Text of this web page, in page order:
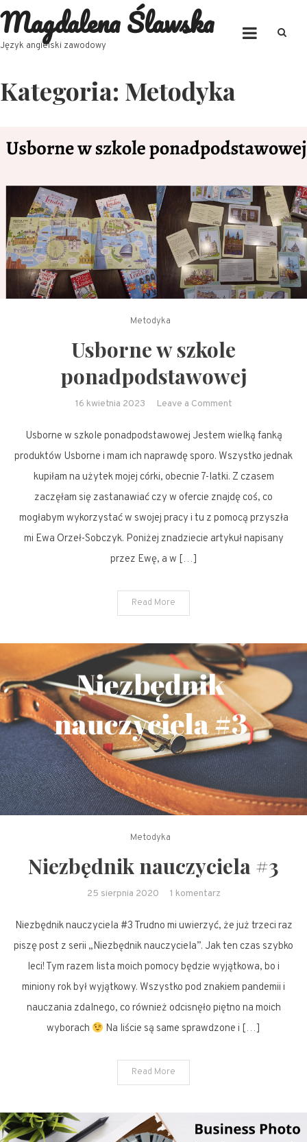
Skip
to
content
Magdalena Ślawska
Język angielski zawodowy
Kategoria: Metodyka
Metodyka
Usborne w szkole
ponadpodstawowej
16 kwietnia 2023 Leave a Commenton
w
szkole
Usborne w szkole ponadpodstawowej Jestem wielką fanką
produktów Usborne i mam ich naprawdę sporo. Wszystko jednak
kupiłam na użytek mojej córki, obecnie 7-latki. Z czasem
zaczęłam się zastanawiać czy w ofercie znajdę coś, co
mogłabym wykorzystać w swojej pracy i tu z pomocą przyszła
mi Ewa Orzeł-Sobczyk. Poniżej znadziecie artykuł napisany
przez Ewę, a w […]
Read More
Metodyka
Niezbędnik nauczyciela #3
25 sierpnia 2020 1 komentarzdo
nauczyciela
#3
Niezbędnik nauczyciela #3 Trudno mi uwierzyć, że już trzeci raz
piszę post z serii „Niezbędnik nauczyciela”. Jak ten czas szybko
leci! Tym razem lista moich pomocy będzie wyjątkowa, bo i
miniony rok był wyjątkowy. Wszystko pod znakiem pandemii i
nauczania zdalnego, co również odcisnęło piętno na moich
wyborach
Na liście są same sprawdzone i […]
Read More